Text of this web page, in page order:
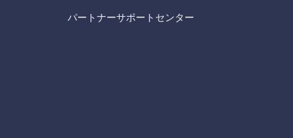
パートナーサポートセンター